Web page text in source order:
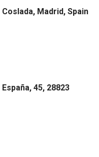
Madrid, Spain
45, 28823